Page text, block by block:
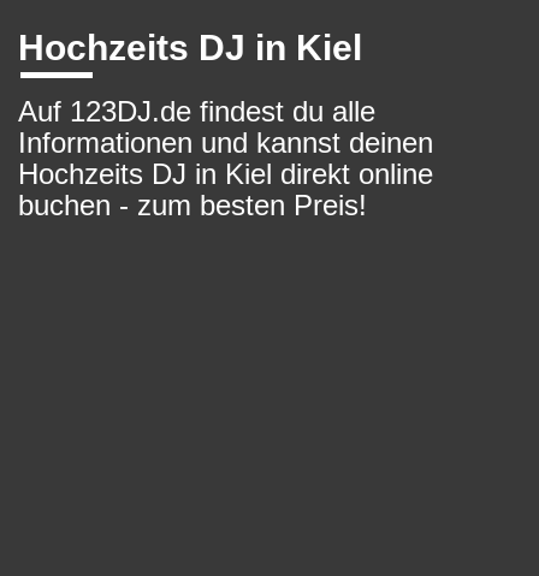
Hochzeits DJ in Kiel
Auf 123DJ.de findest du alle
Informationen und kannst deinen
Hochzeits DJ in Kiel direkt online
buchen - zum besten Preis!